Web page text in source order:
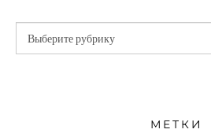
МЕТКИ